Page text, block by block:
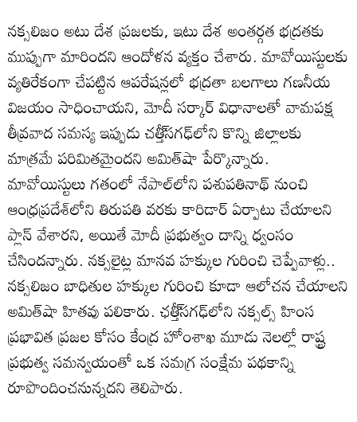
నక్సలిజం అటు దేశ ప్రజలకు, ఇటు దేశ అంతర్గత భద్రతకు
ముప్పుగా మారిందని ఆందోళన వ్యక్తం చేశారు. మావోయిస్టులకు
వ్యతిరేకంగా చేపట్టిన ఆపరేషన్లలో భద్రతా బలగాలు గణనీయ
విజయం సాధించాయని, మోదీ సర్కార్‌ విధానాలతో వామపక్ష
తీవ్రవాద సమస్య ఇప్పుడు చత్తీ్‌సగఢ్‌లోని కొన్ని జిల్లాలకు
మాత్రమే పరిమితమైందని అమిత్‌షా పేర్కొన్నారు.
మావోయిస్టులు గతంలో నేపాల్‌లోని పశుపతినాథ్‌ నుంచి
ఆంధ్రప్రదేశ్‌లోని తిరుపతి వరకు కారిడార్‌ ఏర్పాటు చేయాలని
ప్లాన్‌ వేశారని, అయితే మోదీ ప్రభుత్వం దాన్ని ధ్వంసం
చేసిందన్నారు. నక్సలైట్ల మానవ హక్కుల గురించి చెప్పేవాళ్లు..
నక్సలిజం బాధితుల హక్కుల గురించి కూడా ఆలోచన చేయాలని
అమిత్‌షా హితవు పలికారు. ఛత్తీ్‌సగఢ్‌లోని నక్సల్స్‌ హింస
ప్రభావిత ప్రజల కోసం కేంద్ర హోంశాఖ మూడు నెలల్లో రాష్ట్ర
ప్రభుత్వ సమన్వయంతో ఒక సమగ్ర సంక్షేమ పథకాన్ని
రూపొందించనున్నదని తెలిపారు.